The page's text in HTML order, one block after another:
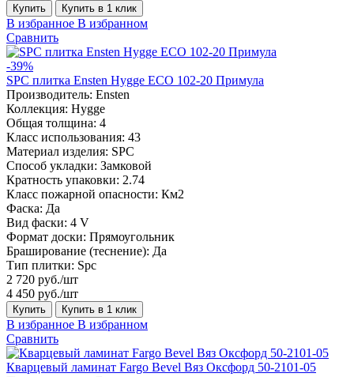
Купить Купить в 1 клик
В избранное В избранном
Сравнить
-39%
SPC плитка Ensten Hygge ECO 102-20 Примула
Производитель: Ensten
Коллекция: Hygge
Общая толщина: 4
Класс использования: 43
Материал изделия: SPC
Способ укладки: Замковой
Кратность упаковки: 2.74
Класс пожарной опасности: Км2
Фаска: Да
Вид фаски: 4 V
Формат доски: Прямоугольник
Браширование (теснение): Да
Тип плитки: Spc
2 720 руб./шт
4 450 руб./шт
Купить Купить в 1 клик
В избранное В избранном
Сравнить
Кварцевый ламинат Fargo Bevel Вяз Оксфорд 50-2101-05